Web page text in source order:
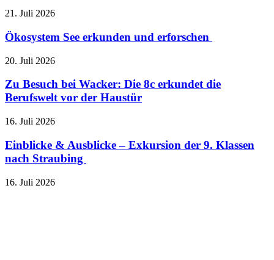
21. Juli 2026
Ökosystem See erkunden und erforschen
20. Juli 2026
Zu Besuch bei Wacker: Die 8c erkundet die
Berufswelt vor der Haustür
16. Juli 2026
Einblicke & Ausblicke – Exkursion der 9. Klassen
nach Straubing
16. Juli 2026